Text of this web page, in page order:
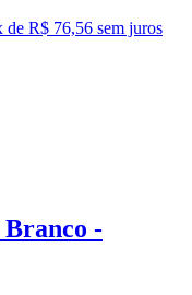
de R$ 76,56 sem juros
Branco -